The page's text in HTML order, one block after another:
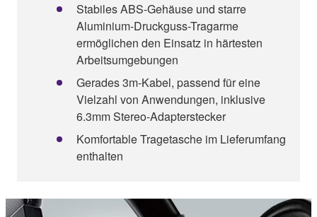
Stabiles ABS-Gehäuse und starre
Aluminium-Druckguss-Tragarme
ermöglichen den Einsatz in härtesten
Arbeitsumgebungen
Gerades 3m-Kabel, passend für eine
Vielzahl von Anwendungen, inklusive
6.3mm Stereo-Adapterstecker
Komfortable Tragetasche im Lieferumfang
enthalten